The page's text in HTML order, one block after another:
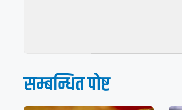
सम्बन्धित पाेष्ट